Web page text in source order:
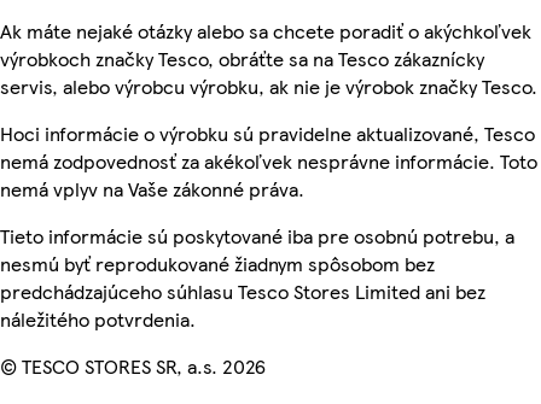
Ak máte nejaké otázky alebo sa chcete poradiť o akýchkoľvek
výrobkoch značky Tesco, obráťte sa na Tesco zákaznícky
servis, alebo výrobcu výrobku, ak nie je výrobok značky Tesco.
Hoci informácie o výrobku sú pravidelne aktualizované, Tesco
nemá zodpovednosť za akékoľvek nesprávne informácie. Toto
nemá vplyv na Vaše zákonné práva.
Tieto informácie sú poskytované iba pre osobnú potrebu, a
nesmú byť reprodukované žiadnym spôsobom bez
predchádzajúceho súhlasu Tesco Stores Limited ani bez
náležitého potvrdenia.
© TESCO STORES SR, a.s. 2026